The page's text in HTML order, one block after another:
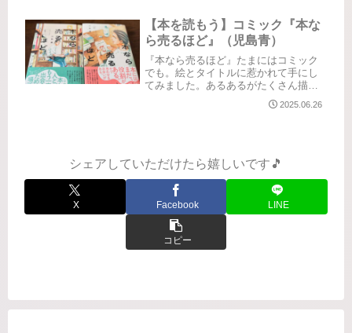
【本を読もう】コミック『本な
ら売るほど』（児島青）
『本なら売るほど』たまにはコミック
でも。絵とタイトルに惹かれて手にし
てみました。あるあるがたくさん描か
れてて楽しい😆マニアックなネタがい
っぱいで楽しい😆"天アンカットとスピ
2025.06.26
シェアしていただけたら嬉しいです🎵
X Facebook LINE
コピー